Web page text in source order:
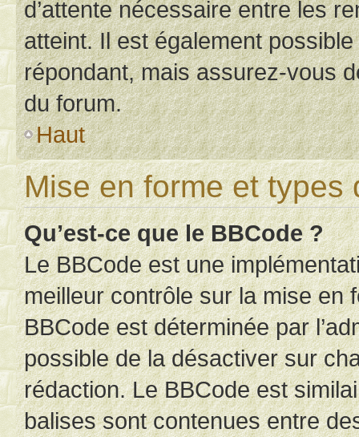
d’attente nécessaire entre les
atteint. Il est également
répondant, mais assurez-vous
du forum.
Haut
Mise en forme et types
Qu’est-ce que le BBCode ?
Le BBCode est une
meilleur contrôle sur la mise en
BBCode est déterminée par
possible de la désactiver sur
rédaction. Le BBCode est
balises sont contenues entre